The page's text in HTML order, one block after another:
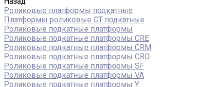
Роликовые платформы подкатные
Платформы роликовые СТ подкатные
Роликовые подкатные платформы
Роликовые подкатные платформы CRE
Роликовые подкатные платформы CRM
Роликовые подкатные платформы CRO
Роликовые подкатные платформы SF
Роликовые подкатные платформы VA
Роликовые подкатные платформы Y